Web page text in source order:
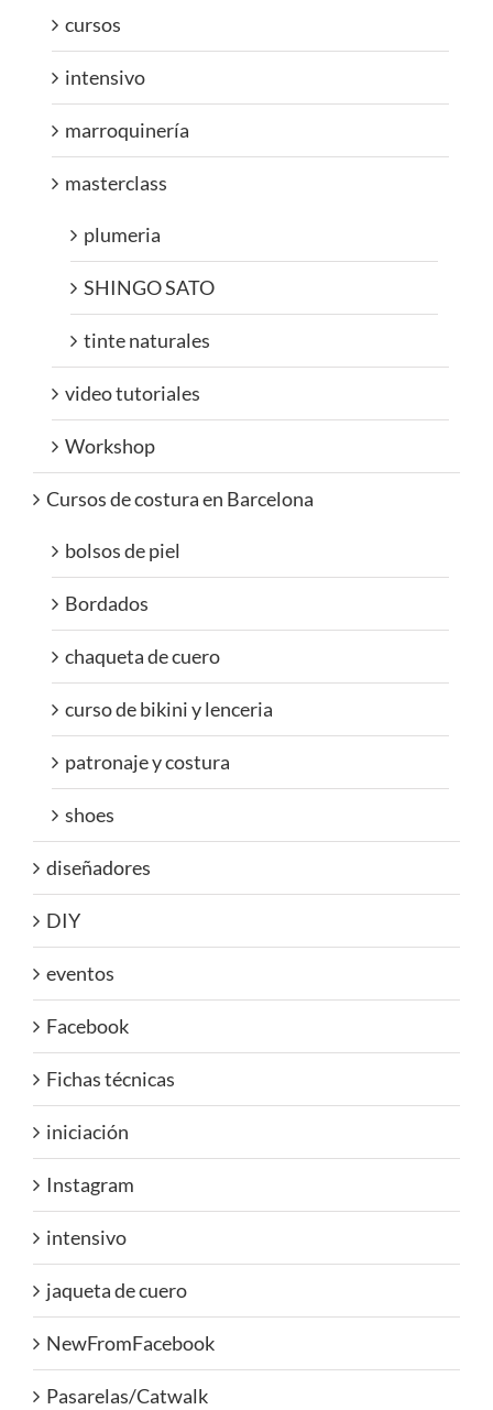
cursos
intensivo
marroquinería
masterclass
plumeria
SHINGO SATO
tinte naturales
video tutoriales
Workshop
Cursos de costura en Barcelona
bolsos de piel
Bordados
chaqueta de cuero
curso de bikini y lenceria
patronaje y costura
shoes
diseñadores
DIY
eventos
Facebook
Fichas técnicas
iniciación
Instagram
intensivo
jaqueta de cuero
NewFromFacebook
Pasarelas/Catwalk